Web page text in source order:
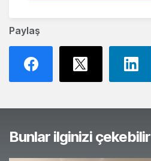
Paylaş
Bunlar ilginizi çekebilir